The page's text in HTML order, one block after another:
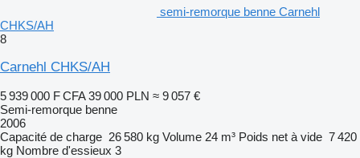
semi-remorque benne Carnehl
CHKS/AH
8
Carnehl CHKS/AH
5 939 000 F CFA 39 000 PLN ≈ 9 057 €
Semi-remorque benne
2006
Capacité de charge 26 580 kg Volume 24 m³ Poids net à vide 7 420
kg Nombre d'essieux 3